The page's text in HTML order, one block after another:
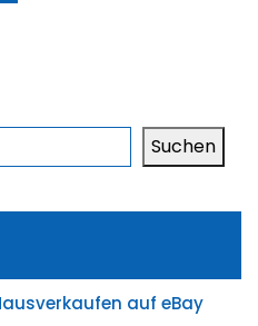
Suchen
auf eBay